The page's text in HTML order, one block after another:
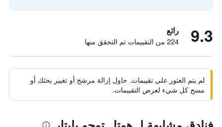
9.3 رائع
224 من التقييمات تم التحقق منها
لم يتم العثور على تقييمات. حاول إزالة مرشح أو تغيير بحثك أو
مسح كل شيء لعرض التقييمات.